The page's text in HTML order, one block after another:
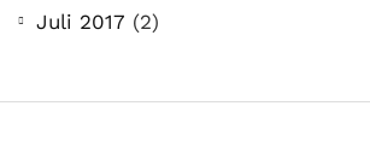
Juli 2017 (2)